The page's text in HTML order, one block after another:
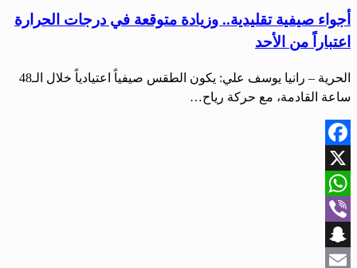
أجواء صيفية تقليدية.. وزيادة متوقعة في درجات الحرارة
اعتباراً من الأحد
الحرية – رانيا يوسف علي: يكون الطقس صيفياً اعتيادياً خلال الـ48
ساعة القادمة، مع حركة رياح…
Facebook
X
WhatsApp
Viber
Snapchat